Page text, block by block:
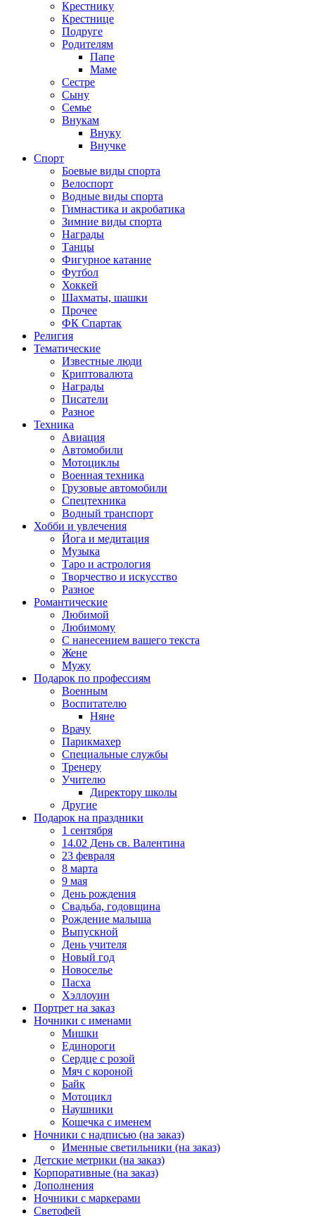
Крестнику
Крестнице
Подруге
Родителям
Папе
Маме
Сестре
Сыну
Семье
Внукам
Внуку
Внучке
Спорт
Боевые виды спорта
Велоспорт
Водные виды спорта
Гимнастика и акробатика
Зимние виды спорта
Награды
Танцы
Фигурное катание
Футбол
Хоккей
Шахматы, шашки
Прочее
ФК Спартак
Религия
Тематические
Известные люди
Криптовалюта
Награды
Писатели
Разное
Техника
Авиация
Автомобили
Мотоциклы
Военная техника
Грузовые автомобили
Спецтехника
Водный транспорт
Хобби и увлечения
Йога и медитация
Музыка
Таро и астрология
Творчество и искусство
Разное
Романтические
Любимой
Любимому
С нанесением вашего текста
Жене
Мужу
Подарок по профессиям
Военным
Воспитателю
Няне
Врачу
Парикмахер
Специальные службы
Тренеру
Учителю
Директору школы
Другие
Подарок на праздники
1 сентября
14.02 День св. Валентина
23 февраля
8 марта
9 мая
День рождения
Свадьба, годовщина
Рождение малыша
Выпускной
День учителя
Новый год
Новоселье
Пасха
Хэллоуин
Портрет на заказ
Ночники с именами
Мишки
Единороги
Сердце с розой
Мяч с короной
Байк
Мотоцикл
Наушники
Кошечка с именем
Ночники с надписью (на заказ)
Именные светильники (на заказ)
Детские метрики (на заказ)
Корпоративные (на заказ)
Дополнения
Ночники с маркерами
Светофей